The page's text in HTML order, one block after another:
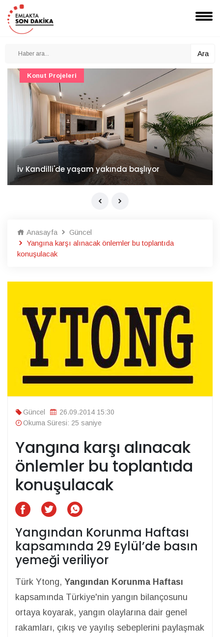
Ara
İv Kandilli'de yaşam yakında başlıyor
Konut Projeleri
Anasayfa
Güncel
Yangına karşı alınacak önlemler bu toplantıda
konuşulacak
Güncel
26.09.2014 15:30
Okuma Süresi: 25 saniye
Yangına karşı alınacak
önlemler bu toplantıda
konuşulacak
Yangından Korunma Haftası
kapsamında 29 Eylül’de basın
yemeği veriliyor
Türk Ytong, Yangından Korunma Haftası
kapsamında Türkiye'nin yangın bilançosunu
ortaya koyarak, yangın olaylarına dair genel
rakamları, çıkış ve yayılış sebeplerini paylaşmak